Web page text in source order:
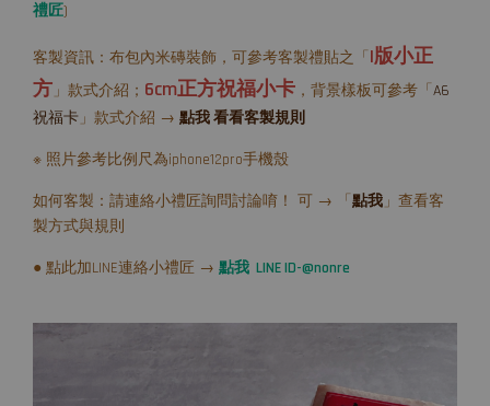
禮匠)
客製資訊：布包內米磚裝飾，可參考客製禮貼之「 I版小正
方」款式介紹； 6cm正方祝福小卡 ，背景樣板可參考「 A6
祝福卡」款式介紹 → 點我 看看客製規則
※ 照片參考比例尺為iphone12pro手機殼
如何客製：請連絡小禮匠詢問討論唷！ 可 → 「 點我」查看客
製方式與規則
● 點此加LINE連絡小禮匠 → 點我 LINE ID-@nonre